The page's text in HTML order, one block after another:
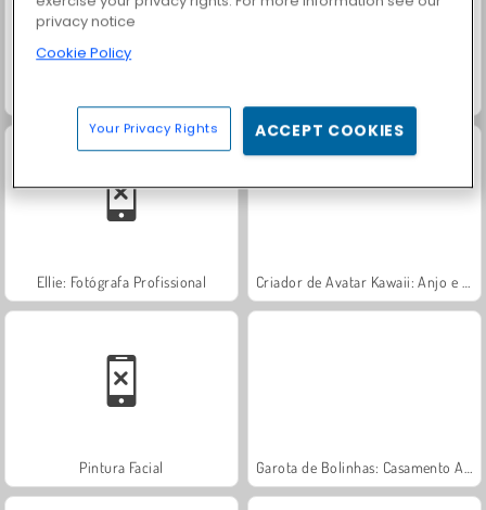
Ellie: Fotógrafa Profissional
Pintura Facial
privacy notice
Cookie Policy
Your Privacy Rights ACCEPT COOKIES